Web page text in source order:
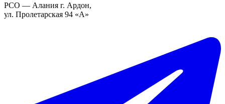
РСО — Алания г. Ардон,
ул. Пролетарская 94 «А»